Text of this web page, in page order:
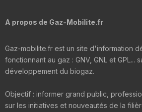
A propos de Gaz-Mobilite.fr
Gaz-mobilite.fr est un site d'information
fonctionnant au gaz : GNV, GNL et GPL...
développement du biogaz.
Objectif : informer grand public,
sur les initiatives et nouveautés de la